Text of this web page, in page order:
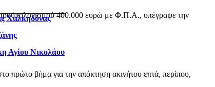
400.000 ευρώ με Φ.Π.Α., υπέγραψε την
πρώτο βήμα για την απόκτηση ακινήτου επτά, περίπου,
Χαλκηδόνας
Αγίου Νικολάου